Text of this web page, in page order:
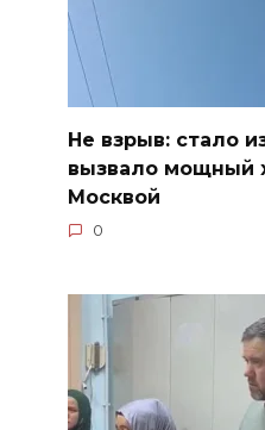
Не взрыв: стало
вызвало мощный
Москвой
0